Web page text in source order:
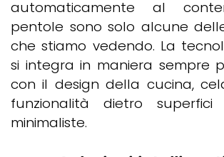
automaticamente al
pentole sono solo alcune
che stiamo vedendo. La
si integra in maniera sempre
con il design della cucina,
funzionalità dietro
minimaliste.